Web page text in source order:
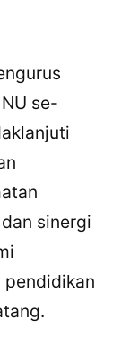
se-
sinergi
pendidikan
×